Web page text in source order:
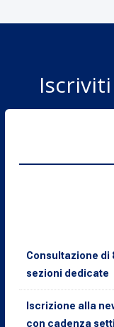
Consultazione di
sezioni dedicate
Iscrizione alla
con cadenza